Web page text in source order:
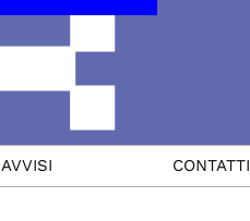
AVVISI CONTATTI